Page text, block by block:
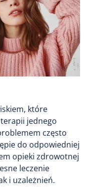
które
jednego
często
do odpowiedniej
opieki zdrowotnej
leczenie
i uzależnień.